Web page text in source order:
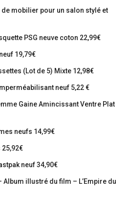
mobilier pour un salon stylé et
PSG neuve coton 22,99€
19,79€
(Lot de 5) Mixte 12,98€
neuf 5,22 €
Gaine Amincissant Ventre Plat
neufs 14,99€
neuf 34,90€
illustré du film – L’Empire du